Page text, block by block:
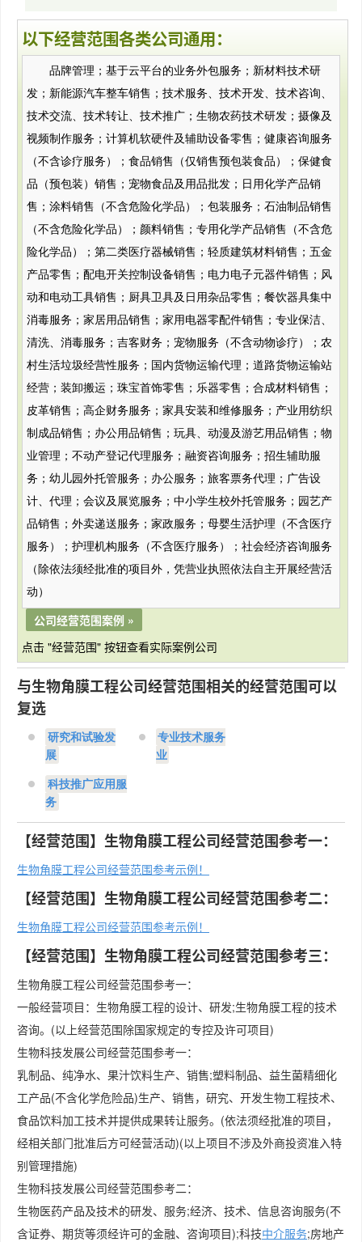
以下经营范围各类公司通用：
品牌管理；基于云平台的业务外包服务；新材料技术研
发；新能源汽车整车销售；技术服务、技术开发、技术咨询、
技术交流、技术转让、技术推广；生物农药技术研发；摄像及
视频制作服务；计算机软硬件及辅助设备零售；健康咨询服务
（不含诊疗服务）；食品销售（仅销售预包装食品）；保健食
品（预包装）销售；宠物食品及用品批发；日用化学产品销
售；涂料销售（不含危险化学品）；包装服务；石油制品销售
（不含危险化学品）；颜料销售；专用化学产品销售（不含危
险化学品）；第二类医疗器械销售；轻质建筑材料销售；五金
产品零售；配电开关控制设备销售；电力电子元器件销售；风
动和电动工具销售；厨具卫具及日用杂品零售；餐饮器具集中
消毒服务；家居用品销售；家用电器零配件销售；专业保洁、
清洗、消毒服务；吉客财务；宠物服务（不含动物诊疗）；农
村生活垃圾经营性服务；国内货物运输代理；道路货物运输站
经营；装卸搬运；珠宝首饰零售；乐器零售；合成材料销售；
皮革销售；高企财务服务；家具安装和维修服务；产业用纺织
制成品销售；办公用品销售；玩具、动漫及游艺用品销售；物
业管理；不动产登记代理服务；融资咨询服务；招生辅助服
务；幼儿园外托管服务；办公服务；旅客票务代理；广告设
计、代理；会议及展览服务；中小学生校外托管服务；园艺产
品销售；外卖递送服务；家政服务；母婴生活护理（不含医疗
服务）；护理机构服务（不含医疗服务）；社会经济咨询服务
（除依法须经批准的项目外，凭营业执照依法自主开展经营活
动）
公司经营范围案例 »
点击 "经营范围" 按钮查看实际案例公司
与生物角膜工程公司经营范围相关的经营范围可以
复选
研究和试验发
展
专业技术服务
业
科技推广应用服
务
【经营范围】生物角膜工程公司经营范围参考一：
生物角膜工程公司经营范围参考示例！
【经营范围】生物角膜工程公司经营范围参考二：
生物角膜工程公司经营范围参考示例！
【经营范围】生物角膜工程公司经营范围参考三：
生物角膜工程公司经营范围参考一：
一般经营项目：生物角膜工程的设计、研发;生物角膜工程的技术
咨询。(以上经营范围除国家规定的专控及许可项目)
生物科技发展公司经营范围参考一：
乳制品、纯净水、果汁饮料生产、销售;塑料制品、益生菌精细化
工产品(不含化学危险品)生产、销售，研究、开发生物工程技术、
食品饮料加工技术并提供成果转让服务。(依法须经批准的项目，
经相关部门批准后方可经营活动)(以上项目不涉及外商投资准入特
别管理措施)
生物科技发展公司经营范围参考二：
生物医药产品及技术的研发、服务;经济、技术、信息咨询服务(不
含证券、期货等须经许可的金融、咨询项目);科技中介服务;房地产